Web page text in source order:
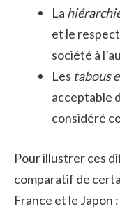
La
et le
société à
Les tabous
acceptable
considéré
Pour illustrer ces
comparatif de
France et le Japon :